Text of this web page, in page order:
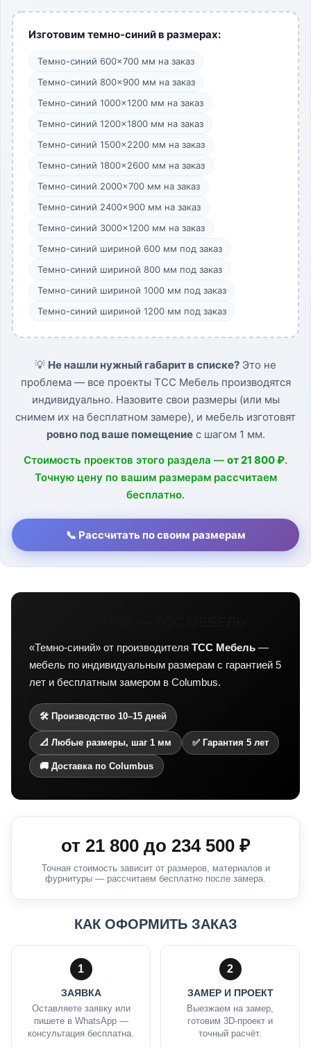
Изготовим темно-синий в размерах:
Темно-синий 600×700 мм на заказ
Темно-синий 800×900 мм на заказ
Темно-синий 1000×1200 мм на заказ
Темно-синий 1200×1800 мм на заказ
Темно-синий 1500×2200 мм на заказ
Темно-синий 1800×2600 мм на заказ
Темно-синий 2000×700 мм на заказ
Темно-синий 2400×900 мм на заказ
Темно-синий 3000×1200 мм на заказ
Темно-синий шириной 600 мм под заказ
Темно-синий шириной 800 мм под заказ
Темно-синий шириной 1000 мм под заказ
Темно-синий шириной 1200 мм под заказ
💡 Не нашли нужный габарит в списке? Это не
проблема — все проекты ТСС Мебель производятся
индивидуально. Назовите свои размеры (или мы
снимем их на бесплатном замере), и мебель изготовят
ровно под ваше помещениес шагом 1 мм.
Стоимость проектов этого раздела — от 21 800 ₽.
Точную цену по вашим размерам рассчитаем
бесплатно.
📞 Рассчитать по своим размерам
«Темно-синий» от производителя ТСС Мебель —
мебель по индивидуальным размерам с гарантией 5
лет и бесплатным замером в Columbus.
🛠 Производство 10–15 дней
📐 Любые размеры, шаг 1 мм ✅ Гарантия 5 лет
🚚 Доставка по Columbus
от 21 800 до 234 500 ₽
Точная стоимость зависит от размеров, материалов и
фурнитуры — рассчитаем бесплатно после замера.
КАК ОФОРМИТЬ ЗАКАЗ
1
ЗАЯВКА
Оставляете заявку или
пишете в WhatsApp —
консультация бесплатна.
2
ЗАМЕР И ПРОЕКТ
Выезжаем на замер,
готовим 3D-проект и
точный расчёт.